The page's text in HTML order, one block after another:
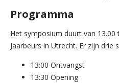
Programma
Het symposium duurt van
Jaarbeurs in Utrecht. Er zijn drie
13:00 Ontvangst
13:30 Opening